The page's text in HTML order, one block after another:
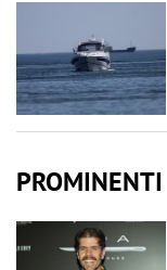
PROMINENTI